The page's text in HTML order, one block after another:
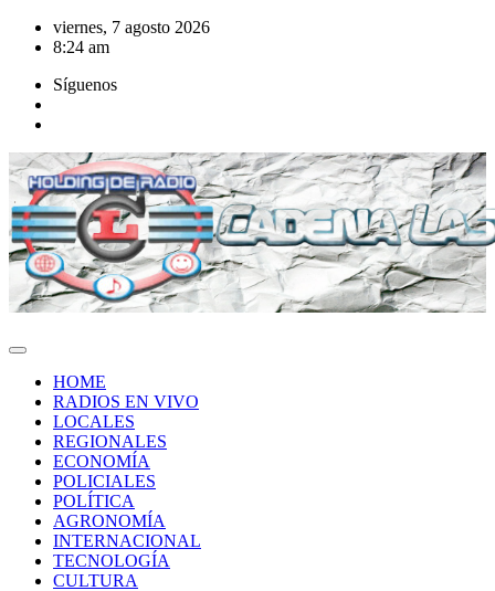
Saltar
viernes, 7 agosto 2026
8:24 am
Síguenos
HOME
RADIOS EN VIVO
LOCALES
REGIONALES
ECONOMÍA
POLICIALES
POLÍTICA
AGRONOMÍA
INTERNACIONAL
TECNOLOGÍA
CULTURA